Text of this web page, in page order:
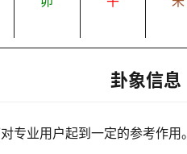
卦象信息
专业用户起到一定的参考作用。